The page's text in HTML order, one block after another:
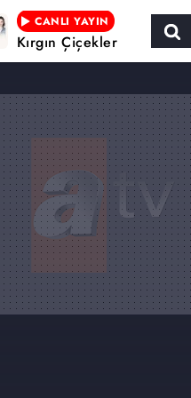
CANLI YAYIN
Kırgın Çiçekler